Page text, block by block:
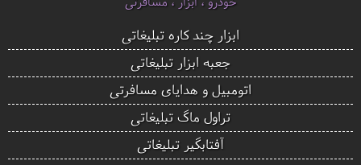
ابزار چند کاره تبلیغاتی
جعبه ابزار تبلیغاتی
اتومبیل و هدایای مسافرتی
تراول ماگ تبلیغاتی
آفتابگیر تبلیغاتی